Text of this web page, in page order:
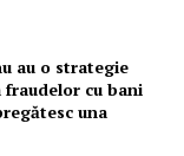
au o strategie
cu bani
una